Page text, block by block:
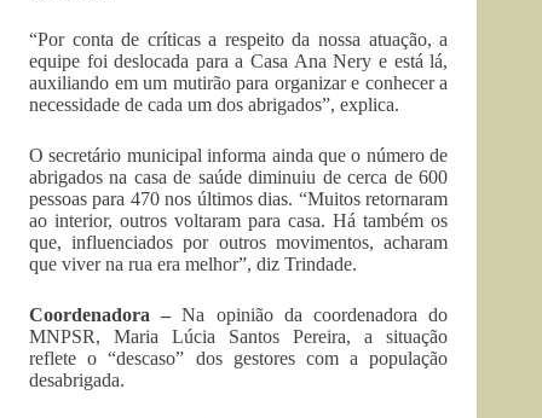
“Por conta de críticas a respeito da nossa atuação, a
equipe foi deslocada para a Casa Ana Nery e está lá,
auxiliando em um mutirão para organizar e conhecer a
necessidade de cada um dos abrigados”, explica.
O secretário municipal informa ainda que o número de
abrigados na casa de saúde diminuiu de cerca de 600
pessoas para 470 nos últimos dias. “Muitos retornaram
ao interior, outros voltaram para casa. Há também os
que, influenciados por outros movimentos, acharam
que viver na rua era melhor”, diz Trindade.
Coordenadora –Na opinião da coordenadora do
MNPSR, Maria Lúcia Santos Pereira, a situação
reflete o “descaso” dos gestores com a população
desabrigada.